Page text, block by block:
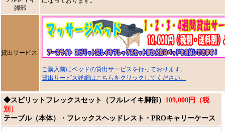
脚部
貸出サービス
ご購入前にベッドの貸出サービスを行っております。
貸出サービス詳細はこちらをクリックしてください。
◆スピリットフレックスセット（フルレイキ脚部） 109,000円（税
別）
テーブル（本体）・フレックスヘッドレスト・PROキャリーケース